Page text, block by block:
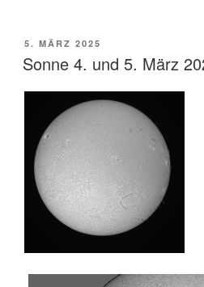
VERÖFFENTLICHT
AM
5. MÄRZ 2025
Sonne 4. und 5. März